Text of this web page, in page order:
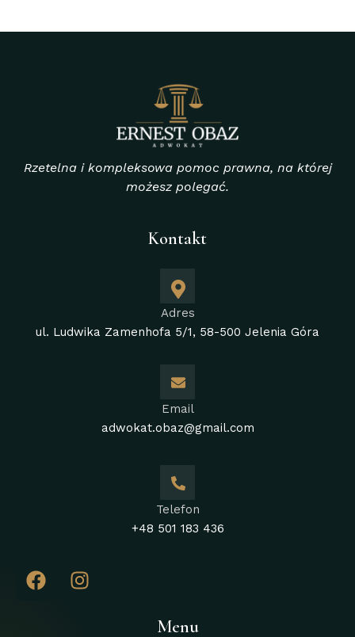
Rzetelna i kompleksowa pomoc prawna, na której
możesz polegać.
Kontakt
Adres
ul. Ludwika Zamenhofa 5/1, 58-500 Jelenia Góra
Email
adwokat.obaz@gmail.com
Telefon
+48 501 183 436
Menu